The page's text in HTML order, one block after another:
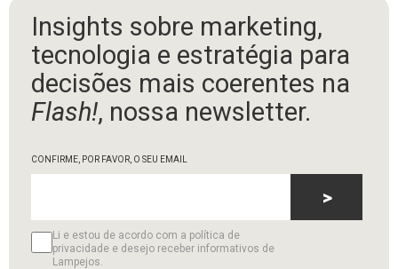
Insights sobre marketing,
tecnologia e estratégia para
decisões mais coerentes na
Flash!, nossa newsletter.
CONFIRME, POR FAVOR, O SEU EMAIL
Li e estou de acordo com a política de
privacidade e desejo receber informativos de
Lampejos.
>